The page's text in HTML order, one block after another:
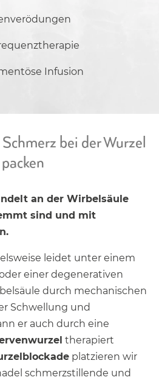
Infusion
bei der Wurzel
packen
an der Wirbelsäule
sind und mit
leidet unter einem
einer degenerativen
durch mechanischen
Schwellung und
er auch durch eine
therapiert
platzieren wir
schmerzstillende und